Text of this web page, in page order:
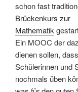
schon fast
Brückenkurs zur
Mathematik
Ein MOOC der
dienen sollen, dass
Schülerinnen und
nochmals üben